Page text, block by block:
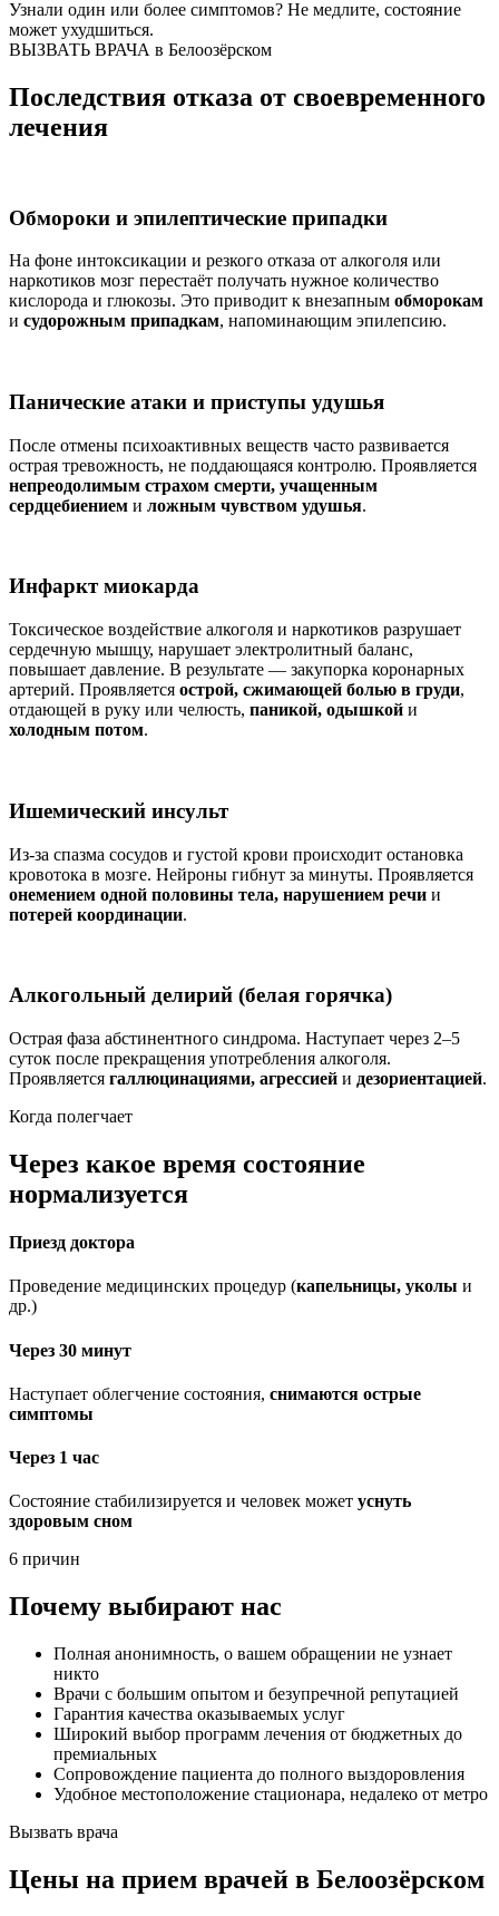
Узнали один или более симптомов? Не медлите, состояние
может ухудшиться.
ВЫЗВАТЬ ВРАЧА в Белоозёрском
Последствия отказа от своевременного
лечения
Обмороки и эпилептические припадки
На фоне интоксикации и резкого отказа от алкоголя или
наркотиков мозг перестаёт получать нужное количество
кислорода и глюкозы. Это приводит к внезапным обморокам
и судорожным припадкам, напоминающим эпилепсию.
Панические атаки и приступы удушья
После отмены психоактивных веществ часто развивается
острая тревожность, не поддающаяся контролю. Проявляется
непреодолимым страхом смерти, учащенным
сердцебиением и ложным чувством удушья.
Инфаркт миокарда
Токсическое воздействие алкоголя и наркотиков разрушает
сердечную мышцу, нарушает электролитный баланс,
повышает давление. В результате — закупорка коронарных
артерий. Проявляется острой, сжимающей болью в груди,
отдающей в руку или челюсть, паникой, одышкой и
холодным потом.
Ишемический инсульт
Из-за спазма сосудов и густой крови происходит остановка
кровотока в мозге. Нейроны гибнут за минуты. Проявляется
онемением одной половины тела, нарушением речи и
потерей координации.
Алкогольный делирий (белая горячка)
Острая фаза абстинентного синдрома. Наступает через 2–5
суток после прекращения употребления алкоголя.
Проявляется галлюцинациями, агрессией и дезориентацией.
Когда полегчает
Через какое время состояние
нормализуется
Приезд доктора
Проведение медицинских процедур (капельницы, уколы и
др.)
Через 30 минут
Наступает облегчение состояния, снимаются острые
симптомы
Через 1 час
Состояние стабилизируется и человек может уснуть
здоровым сном
6 причин
Почему выбирают нас
Полная анонимность, о вашем обращении не узнает
никто
Врачи с большим опытом и безупречной репутацией
Гарантия качества оказываемых услуг
Широкий выбор программ лечения от бюджетных до
премиальных
Сопровождение пациента до полного выздоровления
Удобное местоположение стационара, недалеко от метро
Вызвать врача
Цены на прием врачей в Белоозёрском